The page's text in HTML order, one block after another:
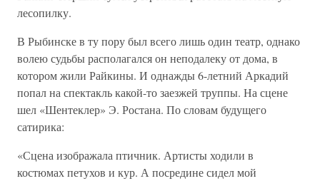
лесопилку.
В Рыбинске в ту пору был всего лишь один театр, однако
волею судьбы располагался он неподалеку от дома, в
котором жили Райкины. И однажды 6-летний Аркадий
попал на спектакль какой-то заезжей труппы. На сцене
шел «Шентеклер» Э. Ростана. По словам будущего
сатирика:
«Сцена изображала птичник. Артисты ходили в
костюмах петухов и кур. А посредине сидел мой